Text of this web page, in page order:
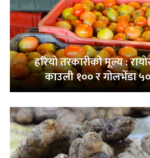
हरियो तरकारीको मूल्य :
काउली १०० र गोलभेँडा